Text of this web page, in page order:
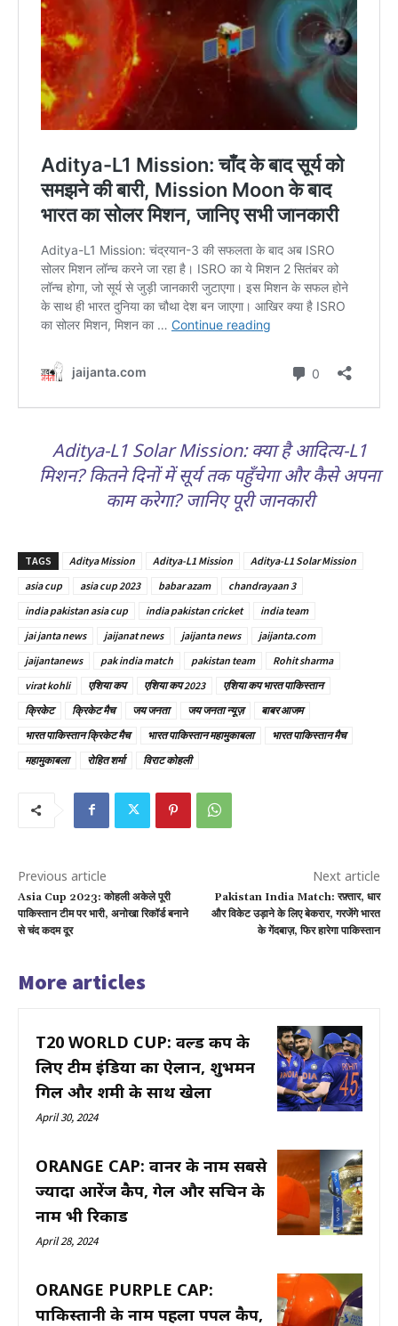
Aditya-L1 Solar Mission: क्या है आदित्य-L1
मिशन? कितने दिनों में सूर्य तक पहुँचेगा और कैसे अपना
काम करेगा? जानिए पूरी जानकारी
TAGS Aditya Mission Aditya-L1 Mission
Aditya-L1 Solar Mission
asia cup
asia cup 2023 babar azam
chandrayaan 3
india pakistan asia cup
india pakistan cricket
india team
jai janta news
jaijanat news jaijanta news
jaijanta.com
jaijantanews
pak india match pakistan team
Rohit sharma
virat kohli
एशिया कप एशिया कप 2023
एशिया कप भारत पाकिस्तान
क्रिकेट
क्रिकेट मैच जय जनता जय जनता न्यूज़
बाबर आजम
भारत पाकिस्तान क्रिकेट मैच
भारत पाकिस्तान महामुकाबला
भारत पाकिस्तान मैच
महामुकाबला
रोहित शर्मा विराट कोहली
Previous article
Asia Cup 2023: कोहली अकेले पूरी
पाकिस्तान टीम पर भारी, अनोखा रिकॉर्ड बनाने
से चंद कदम दूर
Next article
Pakistan India Match: रफ़्तार, धार
और विकेट उड़ाने के लिए बेकरार, गरजेंगे भारत
के गेंदबाज़, फिर हारेगा पाकिस्तान
More articles
T20 WORLD CUP: वर्ल्ड कप के
लिए टीम इंडिया का ऐलान, शुभमन
गिल और शमी के साथ खेला
April 30, 2024
ORANGE CAP: वार्नर के नाम सबसे
ज्यादा आरेंज कैप, गेल और सचिन के
नाम भी रिकार्ड
April 28, 2024
ORANGE PURPLE CAP:
पाकिस्तानी के नाम पहला पर्पल कैप,